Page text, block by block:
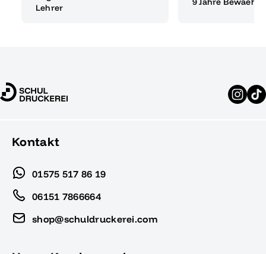
Lehrer
Kontakt
01575 517 86 19
06151 7866664
shop@schuldruckerei.com